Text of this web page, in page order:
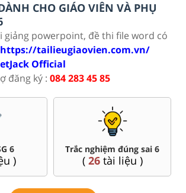
CHO GIÁO VIÊN VÀ PHỤ
giảng powerpoint, đề thi file word có
https://tailieugiaovien.com.vn/
Official
đăng ký : 084 283 45 85
6
)
Trắc nghiệm đúng sai 6
( 26tài liệu )